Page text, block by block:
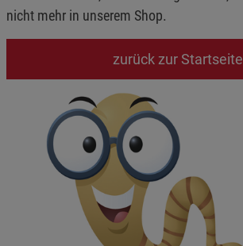
nicht mehr in unserem Shop.
zurück zur Startseite